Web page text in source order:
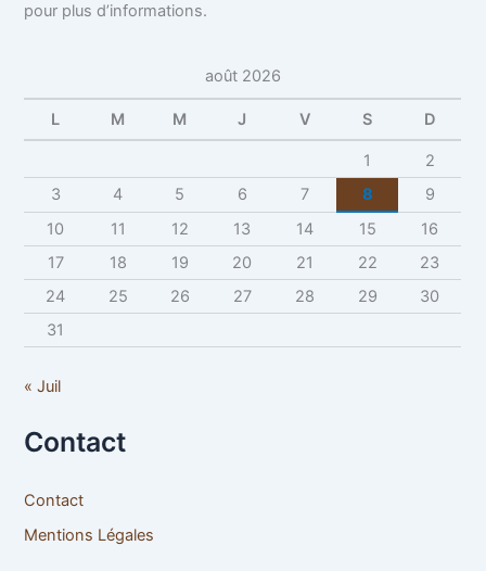
pour plus d’informations.
août 2026
L M M J V S D
1
2
3
4 5 6 7 8
9
10
11 12 13 14 15
16
17
18 19 20 21 22
23
24
25 26 27 28 29
30
31
« Juil
Contact
Contact
Mentions Légales